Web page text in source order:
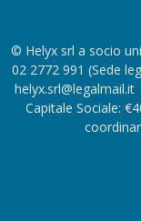
© Helyx srl a socio
02 2772 991 (Sede
Capitale Sociale: